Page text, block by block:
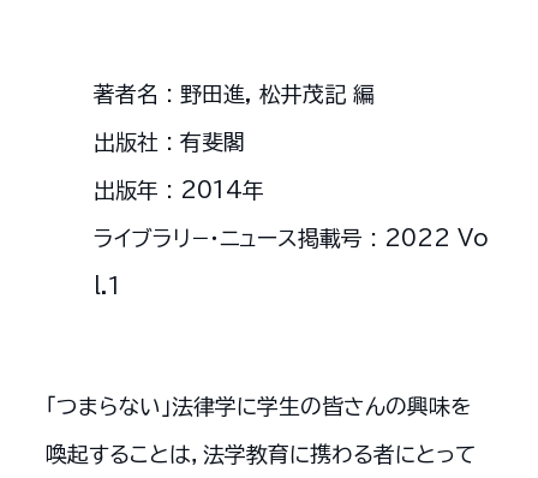
著者名 : 野田進, 松井茂記 編
出版社 : 有斐閣
出版年 : 2014年
ライブラリ−・ニュース掲載号 : 2022 Vo
l.1
「つまらない」法律学に学生の皆さんの興味を
喚起することは，法学教育に携わる者にとって